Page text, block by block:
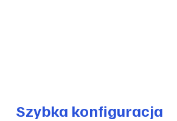
Szybka konfiguracja